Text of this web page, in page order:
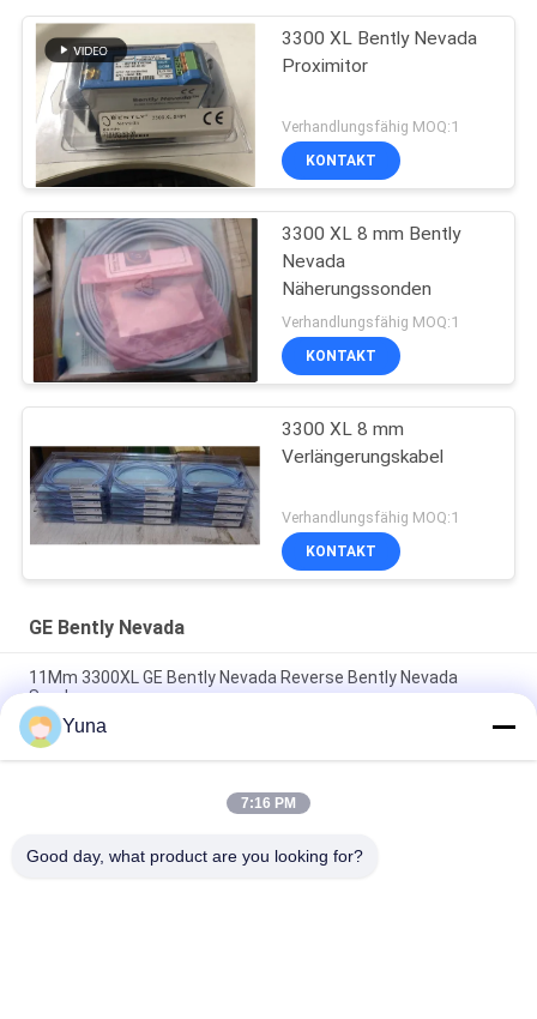
3300 XL Bently Nevada
Proximitor
Verhandlungsfähig MOQ:1
KONTAKT
3300 XL 8 mm Bently
Nevada
Näherungssonden
Verhandlungsfähig MOQ:1
KONTAKT
3300 XL 8 mm
Verlängerungskabel
Verhandlungsfähig MOQ:1
KONTAKT
GE Bently Nevada
11Mm 3300XL GE Bently Nevada Reverse Bently Nevada
Sonde
50 mm 3300XL Bently Nevada Näherungssonde 330709-000-
050-10-02-00
8.0 Meter 3300 XL 11Mm GE Bently Nevada Vibrationssonde
Yuna
7:16 PM
Good day, what product are you looking for?